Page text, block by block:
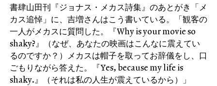
書肆山田刊『ジョナス・メカス詩集』のあとがき「メ
カス追悼」に、吉増さんはこう書いている。「観客の
一人がメカスに質問した。『Why is your movie so
shaky?』（なぜ、あなたの映画はこんなに震えてい
るのですか？）メカスは帽子を取ってお辞儀をし、口
ごもりながら答えた。『Yes, because my life is
shaky.』（それは私の人生が震えているから）」